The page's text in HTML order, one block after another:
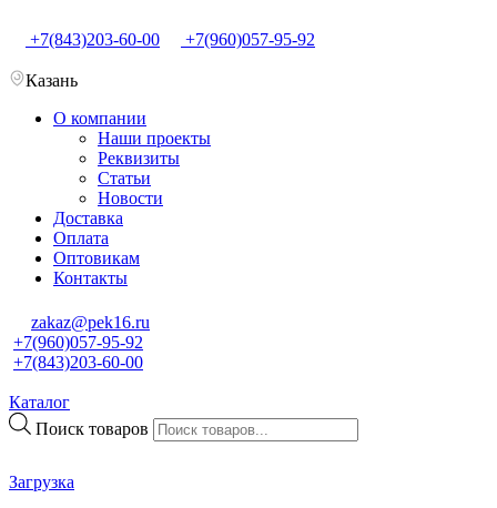
+7(843)203-60-00 +7(960)057-95-92
Казань
О компании
Наши проекты
Реквизиты
Статьи
Новости
Доставка
Оплата
Оптовикам
Контакты
zakaz@pek16.ru
+7(960)057-95-92
+7(843)203-60-00
Каталог
Поиск товаров
Загрузка